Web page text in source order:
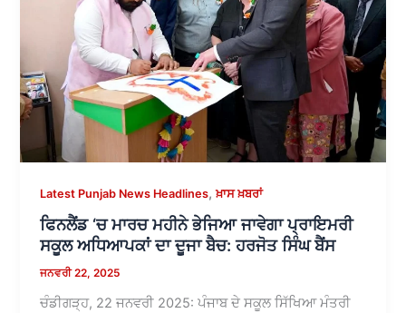
Latest Punjab News Headlines,ਖ਼ਾਸ ਖ਼ਬਰਾਂ
ਫਿਨਲੈਂਡ ‘ਚ ਮਾਰਚ ਮਹੀਨੇ ਭੇਜਿਆ ਜਾਵੇਗਾ ਪ੍ਰਾਇਮਰੀ
ਸਕੂਲ ਅਧਿਆਪਕਾਂ ਦਾ ਦੂਜਾ ਬੈਚ: ਹਰਜੋਤ ਸਿੰਘ ਬੈਂਸ
ਜਨਵਰੀ 22, 2025
ਚੰਡੀਗੜ੍ਹ, 22 ਜਨਵਰੀ 2025: ਪੰਜਾਬ ਦੇ ਸਕੂਲ ਸਿੱਖਿਆ ਮੰਤਰੀ